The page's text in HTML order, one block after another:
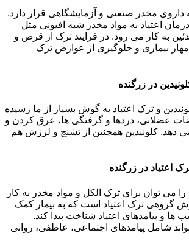
داروی مخدر صنعتی و آزمایشگاهی قرار دارد.
درمان اعتیاد به مواد مخدر شبه افیونی مثل
به کار می رود. در فرایند ترک از قرص و
بیماری و جلوگیری از عوارض ترک
در زرگنده
و ترک اعتیاد به گوش بسیار از ما رسیده
عضلانی، دردها و گرفتگی ها، عرق کردن و
دهد. کلونیدین همچنین از تشنج و لرزش هم
می توان برای ترک الکل و مواد مخدر به کار
گروهی ترک اعتیاد است که به بیمار کمک
و پیامدهای اعتیاد شناخت پیدا کند.
شامل پیامدهای اجتماعی، عاطفی، روانی